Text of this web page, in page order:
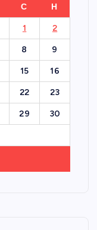
С Н
1 2
8 9
15 16
22 23
29 30